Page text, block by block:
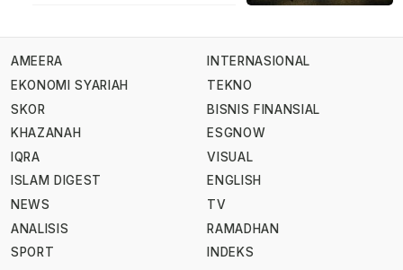
AMEERA
EKONOMI SYARIAH
SKOR
KHAZANAH
IQRA
ISLAM DIGEST
NEWS
ANALISIS
SPORT
INTERNASIONAL
TEKNO
BISNIS FINANSIAL
ESGNOW
VISUAL
ENGLISH
TV
RAMADHAN
INDEKS